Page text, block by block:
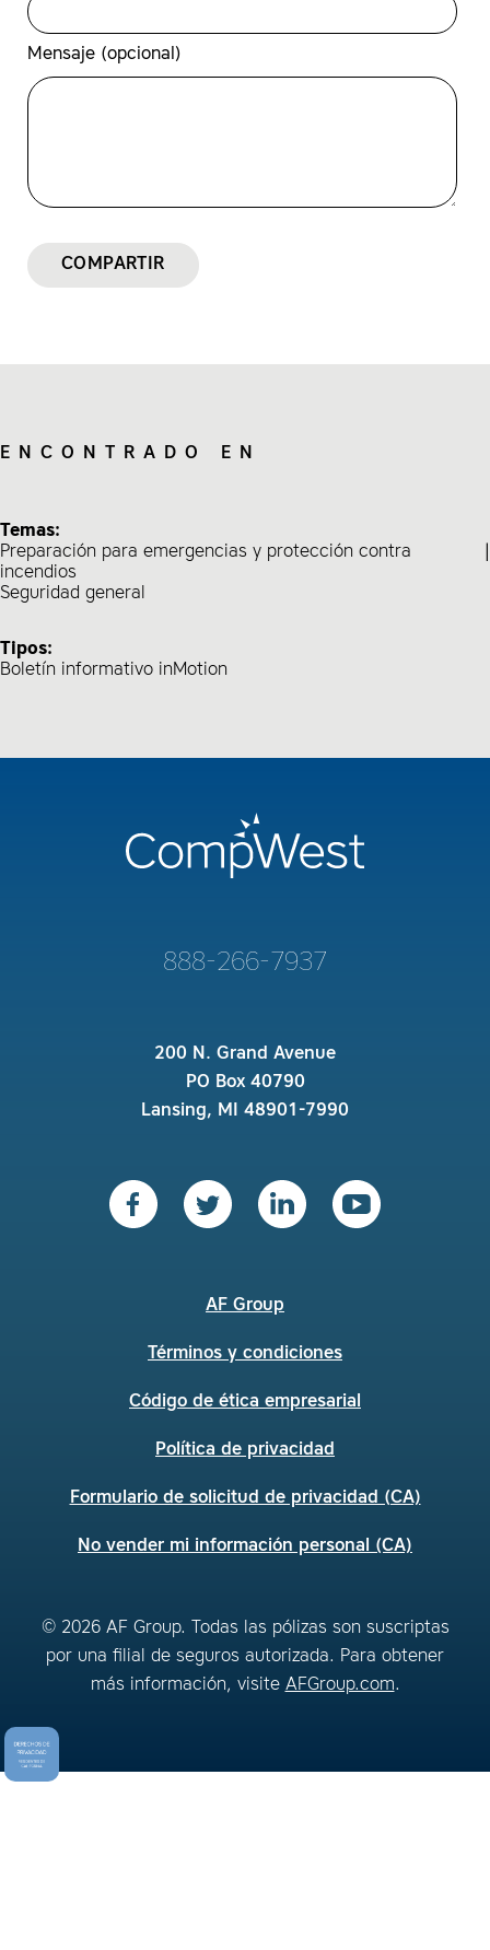
Mensaje (opcional)
COMPARTIR
ENCONTRADO EN
Temas:
Preparación para emergencias y protección contra
incendios
Seguridad general
Tipos:
Boletín informativo inMotion
888-266-7937
200 N. Grand Avenue
PO Box 40790
Lansing, MI 48901-7990
AF Group
Términos y condiciones
Código de ética empresarial
Política de privacidad
Formulario de solicitud de privacidad (CA)
No vender mi información personal (CA)
© 2026 AF Group. Todas las pólizas son suscriptas
por una filial de seguros autorizada. Para obtener
más información, visite AFGroup.com.